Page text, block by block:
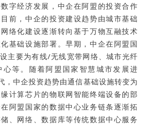
字经济发展，中企在阿盟的投资合作
前，中企的投资建设趋势由城市基础
络化建设逐渐转向基于万物互融技术
基础设施部署。早期，中企在阿盟国
主要为有线/无线宽带网络、城市光纤
心等。随着阿盟国家智慧城市发展进
，中企投资趋势由通信基础设施转变为
计算芯片的物联网智能终端设备的部
阿盟国家的数据中心业务链条逐渐拓
、网络、数据库等传统数据中心服务